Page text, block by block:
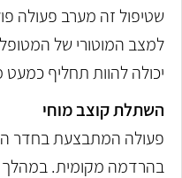
שטיפול זה מערב פעולה
למצב המוטורי של
יכולה להוות תחליף
השתלת קוצב מוחי
פעולה המתבצעת בחדר
בהרדמה מקומית. במהלך